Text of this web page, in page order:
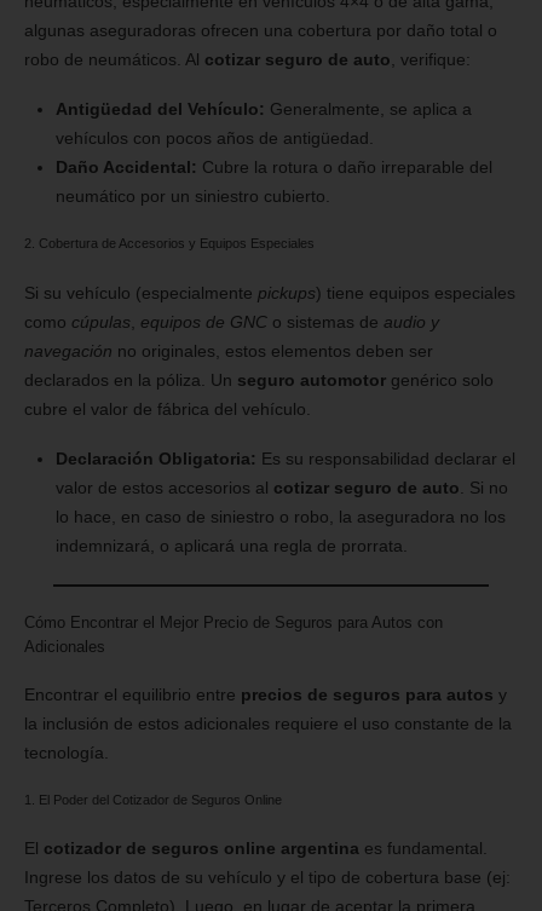
algunas aseguradoras ofrecen una cobertura por daño total o
robo de neumáticos. Al cotizar seguro de auto , verifique:
Antigüedad del Vehículo: Generalmente, se aplica a
vehículos con pocos años de antigüedad.
Daño Accidental: Cubre la rotura o daño irreparable del
neumático por un siniestro cubierto.
2. Cobertura de Accesorios y Equipos Especiales
Si su vehículo (especialmente pickups) tiene equipos especiales
como cúpulas equipos de GNC o sistemas de audio y
navegación no originales, estos elementos deben ser
declarados en la póliza. Un seguro automotor genérico solo
cubre el valor de fábrica del vehículo.
Declaración Obligatoria: Es su responsabilidad declarar el
valor de estos accesorios al cotizar seguro de auto . Si no
lo hace, en caso de siniestro o robo, la aseguradora no los
indemnizará, o aplicará una regla de prorrata.
Cómo Encontrar el Mejor Precio de Seguros para Autos con
Adicionales
Encontrar el equilibrio entre precios de seguros para autos y
la inclusión de estos adicionales requiere el uso constante de la
tecnología.
1. El Poder del Cotizador de Seguros Online
El cotizador de seguros online argentina es fundamental.
Ingrese los datos de su vehículo y el tipo de cobertura base (ej:
Terceros Completo). Luego, en lugar de aceptar la primera